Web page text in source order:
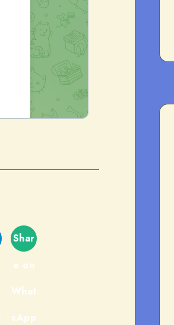
Shar
e on
What
sApp